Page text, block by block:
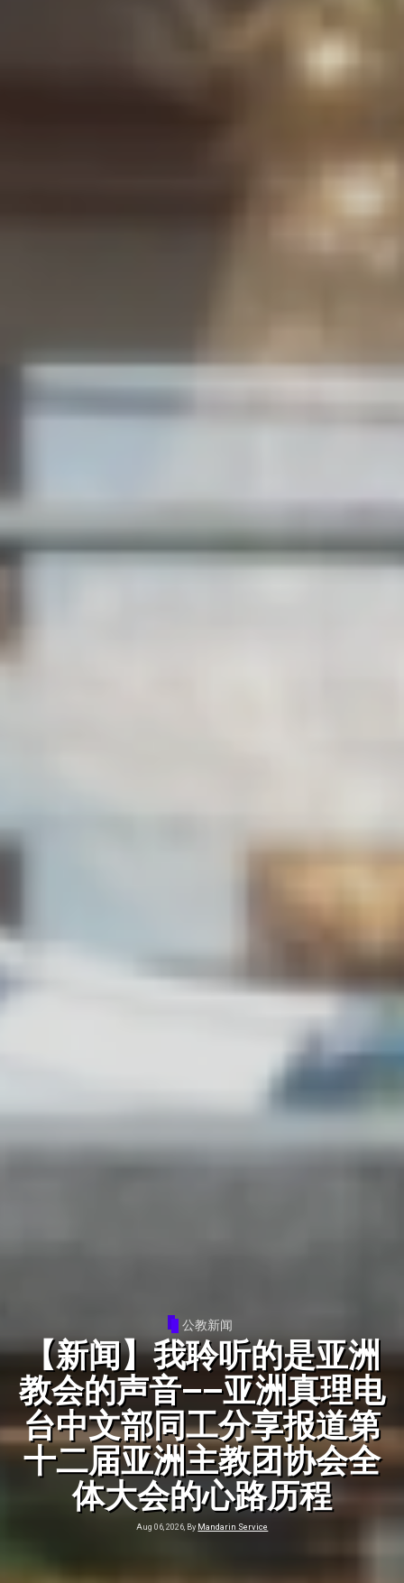
公教新闻
【新闻】|亚洲真理电台中
文部播音五十周年暨全球
华语圣歌创作大赛十二周
年巡回音乐会槟城站圆满
举行
Aug 07, 2026, By Mandarin Service